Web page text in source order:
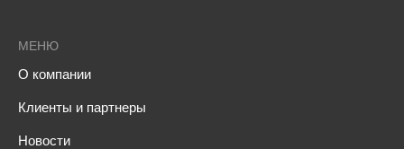
МЕНЮ
О компании
Клиенты и партнеры
Новости